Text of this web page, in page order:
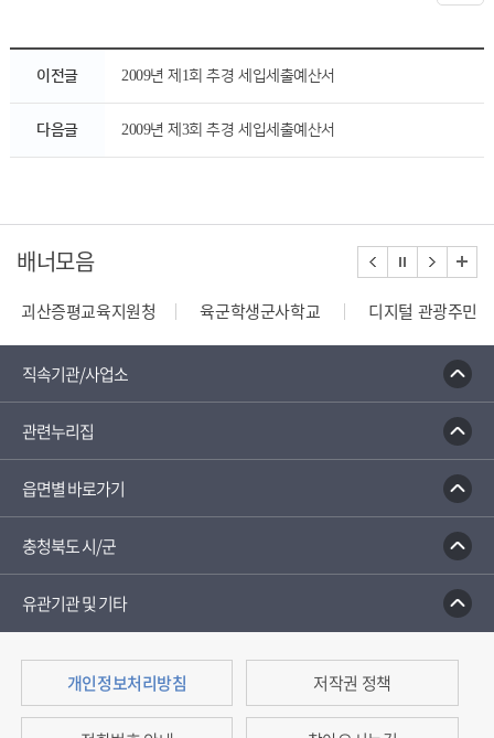
이전글 2009년 제1회 추경 세입세출예산서
다음글 2009년 제3회 추경 세입세출예산서
배너모음
괴산증평교육지원청 육군학생군사학교
디지털 관광주민증
직속기관/사업소
관련누리집
읍면별 바로가기
충청북도 시/군
유관기관 및 기타
개인정보처리방침 저작권 정책